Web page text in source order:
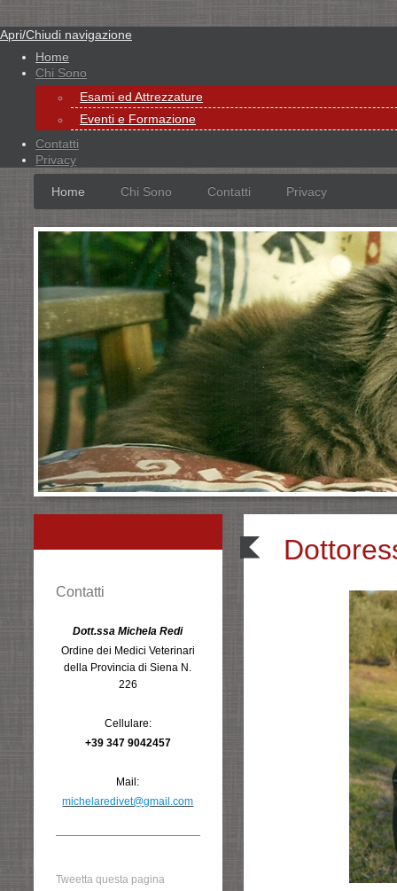
Apri/Chiudi navigazione
Home
Chi Sono
Esami ed Attrezzature
Eventi e Formazione
Contatti
Privacy
Home Chi Sono Contatti Privacy
Contatti
Dott.ssa Michela Redi
Ordine dei Medici Veterinari
della Provincia di Siena N.
226
Cellulare:
+39 347 9042457
Mail:
michelaredivet@gmail.com
Tweetta questa pagina